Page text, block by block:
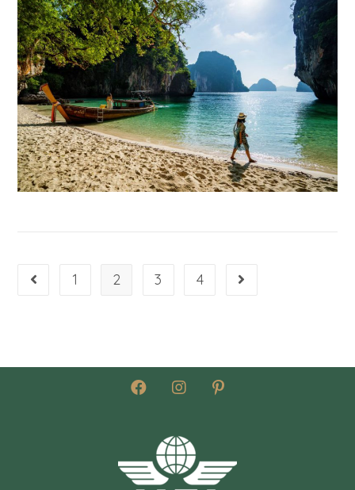
Noi
–
Thailand
Gehe zur vorherigen Seite
1 2 3 4 Gehe zur nächsten